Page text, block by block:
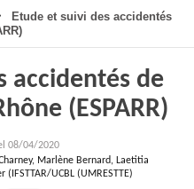
Etude et suivi des accidentés
accidentés de
(ESPARR)
08/04/2020
Marlène Bernard, Laetitia
(IFSTTAR/UCBL (UMRESTTE)